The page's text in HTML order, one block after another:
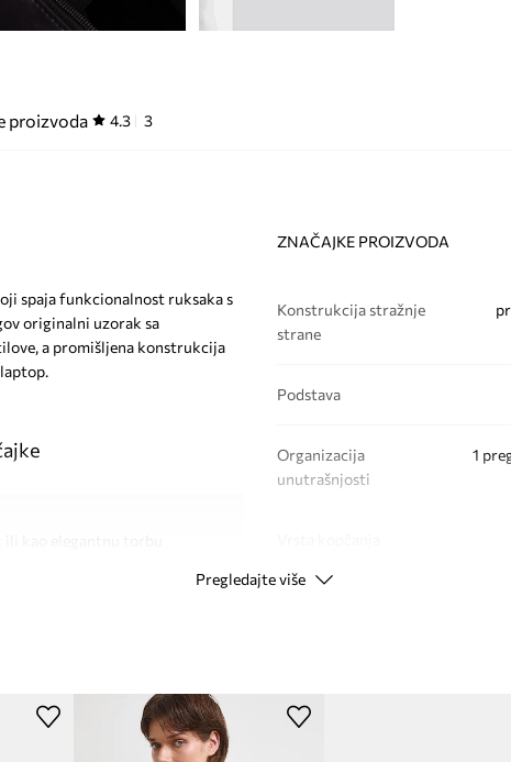
proizvoda 4.3 3
spaja funkcionalnost ruksaka s
originalni uzorak sa
a promišljena konstrukcija
načinu nošenja
jedinstven karakter
ZNAČAJKE PROIZVODA
Konstrukcija stražnje
strane
Podstava
Organizacija
unutrašnjosti
1
Pregledajte više